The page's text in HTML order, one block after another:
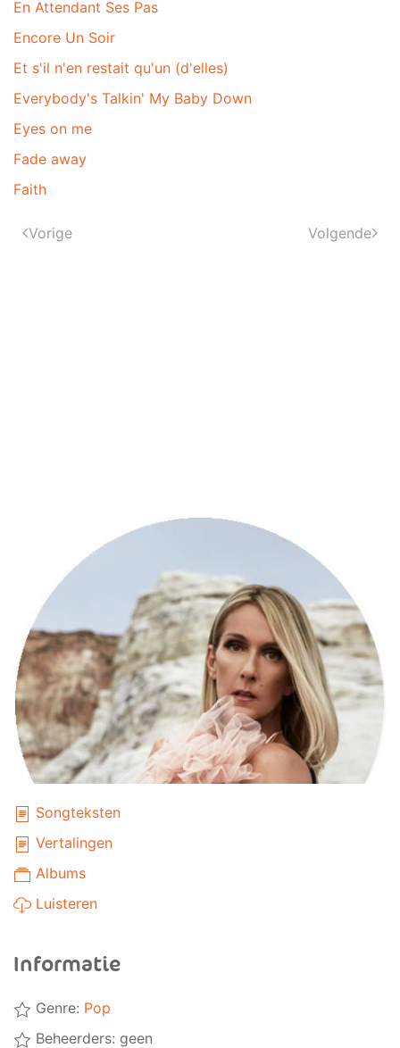
En Attendant Ses Pas
Encore Un Soir
Et s'il n'en restait qu'un (d'elles)
Everybody's Talkin' My Baby Down
Eyes on me
Fade away
Faith
Vorige Volgende
Songteksten
Vertalingen
Albums
Luisteren
Informatie
Genre: Pop
Beheerders: geen